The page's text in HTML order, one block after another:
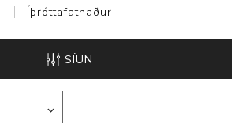
Íþróttafatnaður
SÍUN